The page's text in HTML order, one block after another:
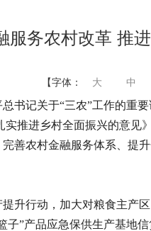
务农村改革 推
【字体： 大 中
书记关于“三农”工作的重
推进乡村全面振兴的意见
善农村金融服务体系、提
升行动，加大对粮食主产
”产品应急保供生产基地